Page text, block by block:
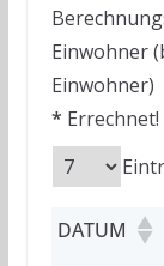
Einwohner
Einwohner)
* Errechnet!
DATUM